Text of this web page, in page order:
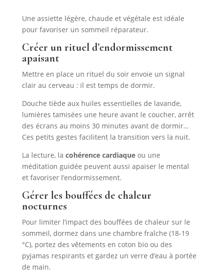
Une assiette légère, chaude et végétale est idéale
pour favoriser un sommeil réparateur.
Créer un rituel d’endormissement
apaisant
Mettre en place un rituel du soir envoie un signal
clair au cerveau : il est temps de dormir.
Douche tiède aux huiles essentielles de lavande,
lumières tamisées une heure avant le coucher, arrêt
des écrans au moins 30 minutes avant de dormir…
Ces petits gestes facilitent la transition vers la nuit.
La lecture, la cohérence cardiaqueou une
méditation guidée peuvent aussi apaiser le mental
et favoriser l’endormissement.
Gérer les bouffées de chaleur
nocturnes
Pour limiter l’impact des bouffées de chaleur sur le
sommeil, dormez dans une chambre fraîche (18-19
°C), portez des vêtements en coton bio ou des
pyjamas respirants et gardez un verre d’eau à portée
de main.